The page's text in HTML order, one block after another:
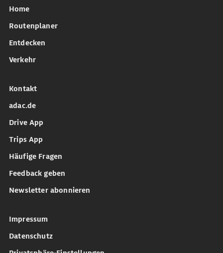
Home
Routenplaner
Entdecken
Verkehr
Kontakt
adac.de
Drive App
Trips App
Häufige Fragen
Feedback geben
Newsletter abonnieren
Impressum
Datenschutz